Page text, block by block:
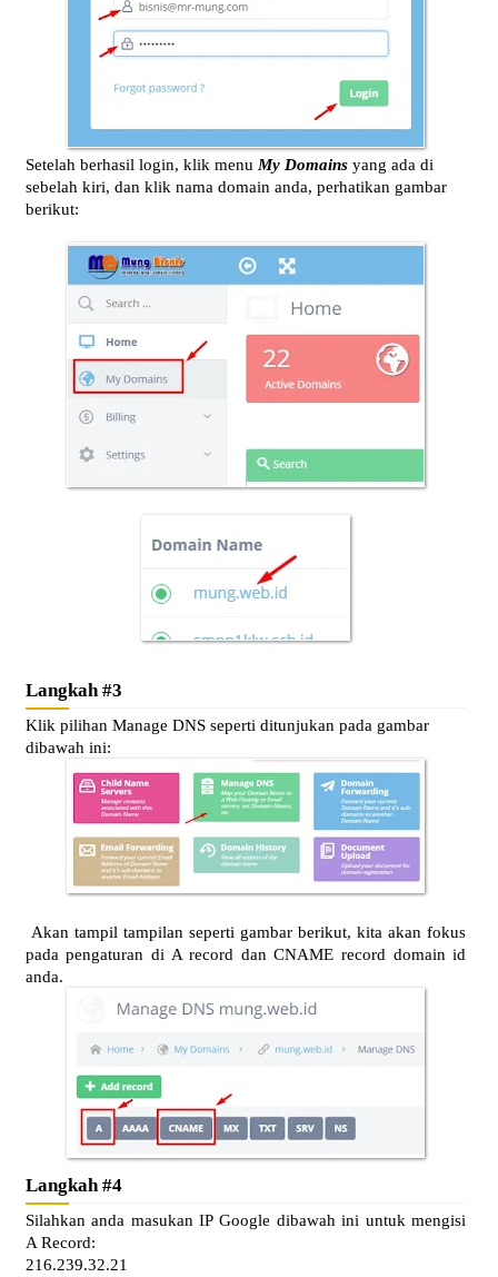
Setelah berhasil login, klik menu My Domainsyang ada di
sebelah kiri, dan klik nama domain anda, perhatikan gambar
berikut:
Langkah #3
Klik pilihan Manage DNS seperti ditunjukan pada gambar
dibawah ini:
Akan tampil tampilan seperti gambar berikut, kita akan fokus
pada pengaturan di A record dan CNAME record domain id
anda.
Langkah #4
Silahkan anda masukan IP Google dibawah ini untuk mengisi
A Record:
216.239.32.21